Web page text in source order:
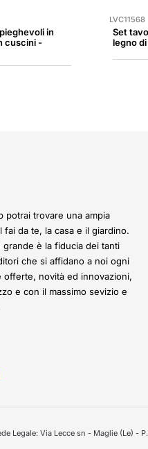
in
cuscini -
LVC11568
Set
legno
potrai trovare una ampia
da te, la casa e il giardino.
grande è la fiducia dei tanti
che si affidano a noi ogni
offerte, novità ed innovazioni,
e con il massimo sevizio e
Legale: Via Lecce sn - Maglie (Le)